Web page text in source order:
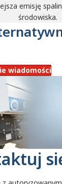
emisję
środowiska.
wiadomości